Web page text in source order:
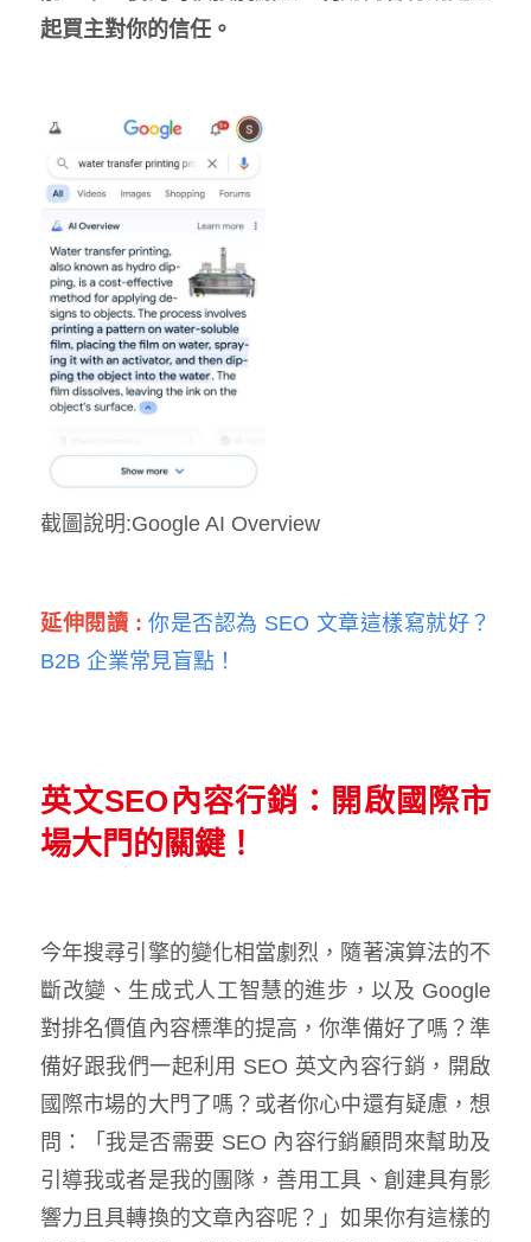
起買主對你的信任。
截圖說明:Google AI Overview
延伸閱讀 : 你是否認為 SEO 文章這樣寫就好？
B2B 企業常見盲點！
英文SEO內容行銷：開啟國際市
場大門的關鍵！
今年搜尋引擎的變化相當劇烈，隨著演算法的不
斷改變、生成式人工智慧的進步，以及 Google
對排名價值內容標準的提高，你準備好了嗎？準
備好跟我們一起利用 SEO 英文內容行銷，開啟
國際市場的大門了嗎？或者你心中還有疑慮，想
問：「我是否需要 SEO 內容行銷顧問來幫助及
引導我或者是我的團隊，善用工具、創建具有影
響力且具轉換的文章內容呢？」如果你有這樣的